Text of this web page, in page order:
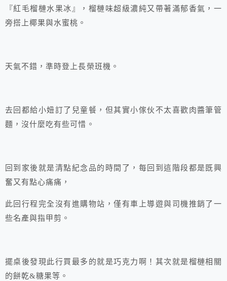
『紅毛榴槤水果冰』，榴槤味超級濃純又帶著滿郁香氣，一
旁搭上椰果與水蜜桃。
天氣不錯，準時登上長榮班機。
去回都給小妞訂了兒童餐，但其實小傢伙不太喜歡肉醬筆管
麵，沒什麼吃有些可惜。
回到家後就是清點紀念品的時間了，每回到這階段都是既興
奮又有點心痛痛，
此回行程完全沒有進購物站，僅有車上導遊與司機推銷了一
些名產與指甲剪。
擺桌後發現此行買最多的就是巧克力啊！其次就是榴槤相關
的餅乾&糖果等。